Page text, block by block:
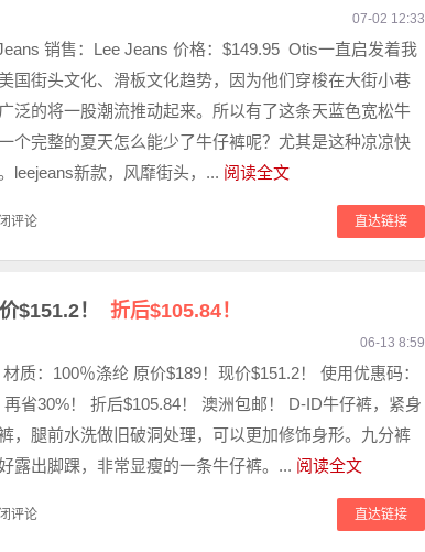
07-02 12:33
销售：Lee Jeans 价格：$149.95 Otis一直启发着我
国街头文化、滑板文化趋势，因为他们穿梭在大街小巷
泛的将一股潮流推动起来。所以有了这条天蓝色宽松牛
个完整的夏天怎么能少了牛仔裤呢？尤其是这种凉凉快
leejeans新款，风靡街头，... 阅读全文
直达链接
评论
$151.2！ 折后$105.84！
06-13 8:59
质：100％涤纶 原价$189！现价$151.2！ 使用优惠码：
再省30%！ 折后$105.84！ 澳洲包邮！ D-ID牛仔裤，紧身
，腿前水洗做旧破洞处理，可以更加修饰身形。九分裤
露出脚踝，非常显瘦的一条牛仔裤。... 阅读全文
直达链接
评论